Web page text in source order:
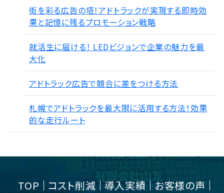
街を彩る広告の塔！アドトラックが実現する即時効
果と記憶に残るプロモーション戦略
就活生に届ける！ LEDビジョンで企業の魅力を最
大化
アドトラック広告で競合に差をつける方法
札幌でアドトラックを最大限に活用する方法！効果
的な走行ルート
TOP コスト削減 導入実績
お客様の声